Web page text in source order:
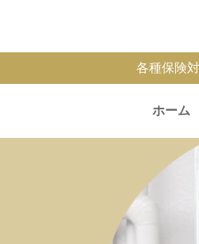
各種保険
ホーム